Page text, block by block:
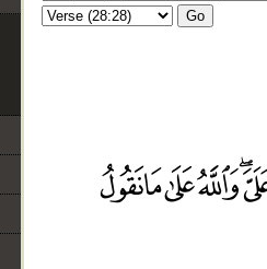
Go